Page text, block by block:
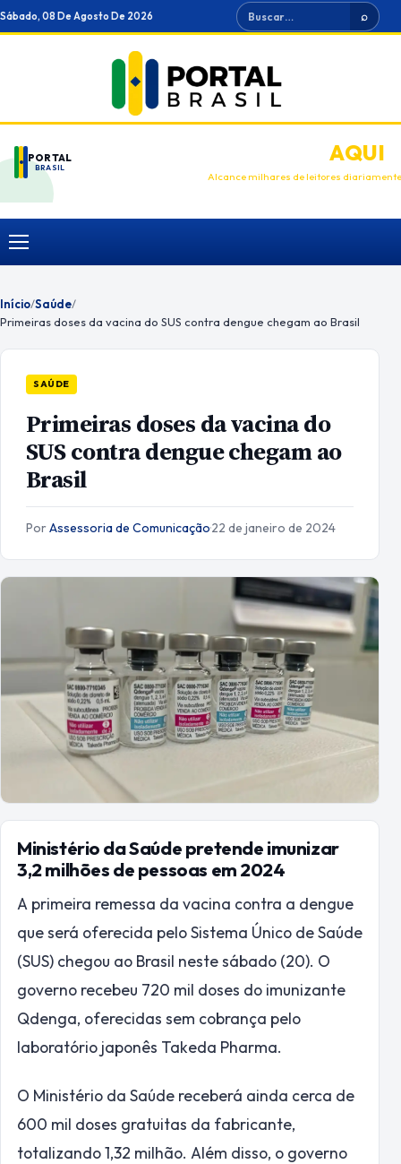
Ir
para
Sábado, 08 De Agosto De 2026 Buscar ⌕
PORTAL
BRASIL
ANUNCIEAQUI
Alcance milhares de leitores diariamente
Menu
Início/Saúde/
Primeiras doses da vacina do SUS contra dengue chegam ao Brasil
SAÚDE
Primeiras doses da vacina do
SUS contra dengue chegam ao
Brasil
PorAssessoria de Comunicação·22 de janeiro de 2024
Ministério da Saúde pretende imunizar
3,2 milhões de pessoas em 2024
A primeira remessa da vacina contra a dengue
que será oferecida pelo Sistema Único de Saúde
(SUS) chegou ao Brasil neste sábado (20). O
governo recebeu 720 mil doses do imunizante
Qdenga, oferecidas sem cobrança pelo
laboratório japonês Takeda Pharma.
O Ministério da Saúde receberá ainda cerca de
600 mil doses gratuitas da fabricante,
totalizando 1,32 milhão. Além disso, o governo